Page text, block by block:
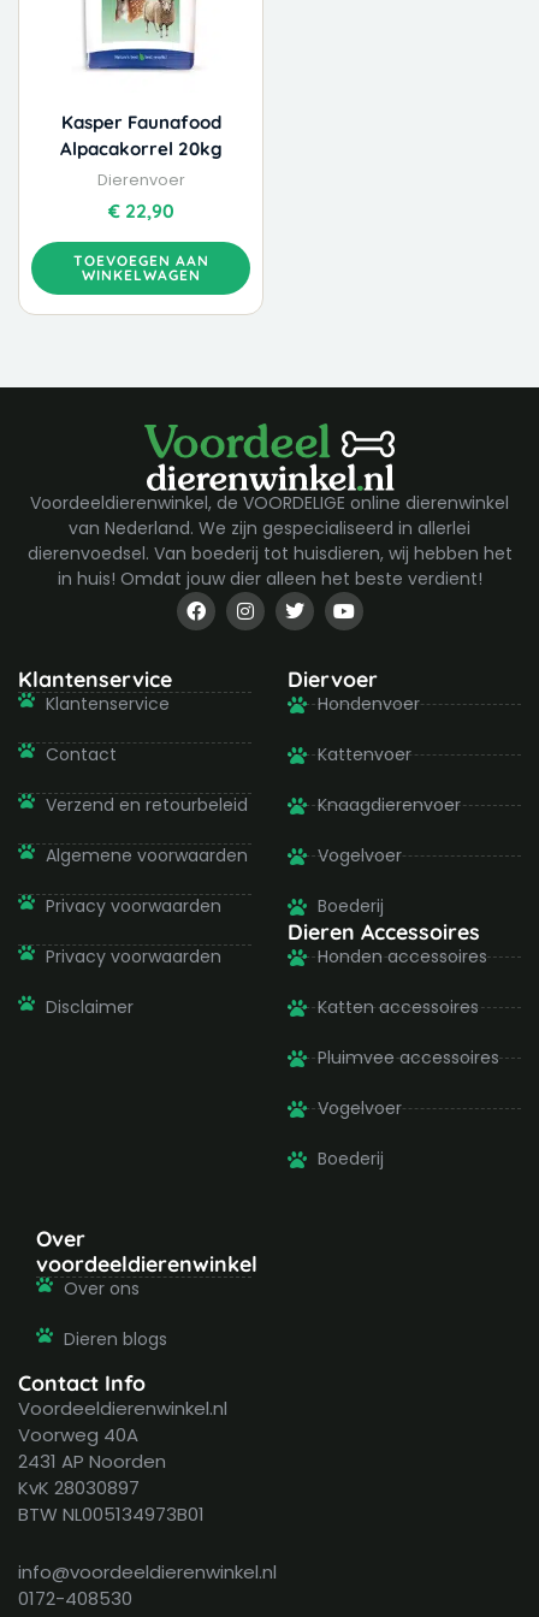
Kasper Faunafood
Alpacakorrel 20kg
Dierenvoer
€22,90
TOEVOEGEN AAN
WINKELWAGEN
Voordeeldierenwinkel, de VOORDELIGE online dierenwinkel
van Nederland. We zijn gespecialiseerd in allerlei
dierenvoedsel. Van boederij tot huisdieren, wij hebben het
in huis! Omdat jouw dier alleen het beste verdient!
F
a
c
o
I
n
s
g
T
w
i
t
e
r
Y
o
u
u
b
e
Klantenservice
Klantenservice
Contact
Verzend en retourbeleid
Algemene voorwaarden
Privacy voorwaarden
Privacy voorwaarden
Disclaimer
Diervoer
Hondenvoer
Kattenvoer
Knaagdierenvoer
Vogelvoer
Boederij
Dieren Accessoires
Honden accessoires
Katten accessoires
Pluimvee accessoires
Vogelvoer
Boederij
Over
voordeeldierenwinkel
Over ons
Dieren blogs
Contact Info
Voordeeldierenwinkel.nl
Voorweg 40A
2431 AP Noorden
KvK 28030897
BTW NL005134973B01
info@voordeeldierenwinkel.nl
0172-408530